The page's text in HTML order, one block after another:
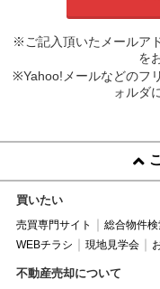
※ご記入頂いたメールア
を
※Yahoo!メールなどのフ
ォルダ
買いたい
売買専門サイト 総合物件
WEBチラシ
現地見学会
不動産売却について